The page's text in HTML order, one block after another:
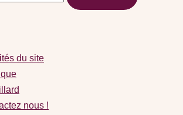
du site
nous !